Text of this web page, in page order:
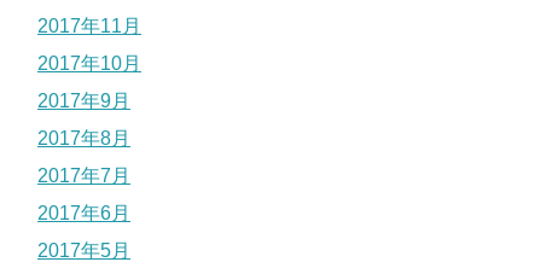
2017年11月
2017年10月
2017年9月
2017年8月
2017年7月
2017年6月
2017年5月